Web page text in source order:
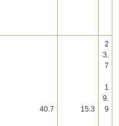
40.7 15.3
2
3.
7
1
9.
9